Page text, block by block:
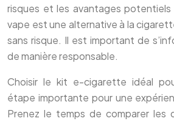
risques et les avantages
vape est une alternative à la
sans risque. Il est important de
de manière responsable.
Choisir le kit e-cigarette idéal
étape importante pour une
Prenez le temps de comparer les